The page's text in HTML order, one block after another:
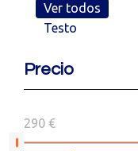
Ver todos
Testo
Precio
290 €